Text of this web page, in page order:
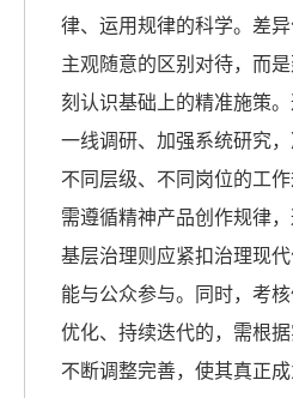
律、运用规律的科学。差
主观随意的区别对待，而
刻认识基础上的精准施策
一线调研、加强系统研究，
不同层级、不同岗位的工
需遵循精神产品创作规律
基层治理则应紧扣治理现
能与公众参与。同时，考
优化、持续迭代的，需根
不断调整完善，使其真正